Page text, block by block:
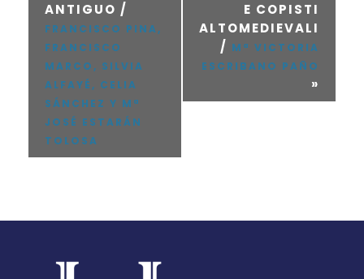
ANTIGUO /
FRANCISCO PINA,
FRANCISCO
MARCO, SILVIA
ALFAYÉ, CELIA
SÁNCHEZ Y Mª
JOSÉ ESTARÁN
TOLOSA
E COPISTI
ALTOMEDIEVALI
/ Mª VICTORIA
ESCRIBANO PAÑO
»